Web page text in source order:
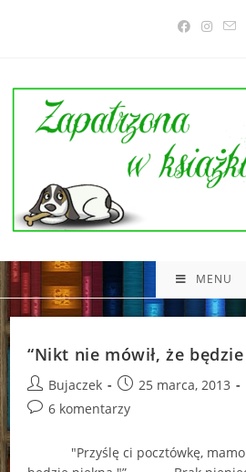
MENU
“Nikt nie mówił, że
Post
author:
Bujaczek
Post
published:
25 marca, 2013
Post6 komentarzy
"Przyślę ci pocztówkę,